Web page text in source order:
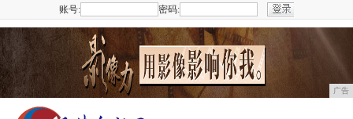
账号: 密码:
广告